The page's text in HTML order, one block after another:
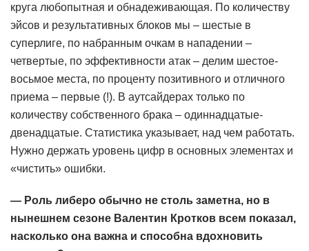
круга любопытная и обнадеживающая. По количеству
эйсов и результативных блоков мы – шестые в
суперлиге, по набранным очкам в нападении –
четвертые, по эффективности атак – делим шестое-
восьмое места, по проценту позитивного и отличного
приема – первые (!). В аутсайдерах только по
количеству собственного брака – одиннадцатые-
двенадцатые. Статистика указывает, над чем работать.
Нужно держать уровень цифр в основных элементах и
«чистить» ошибки.
— Роль либеро обычно не столь заметна, но в
нынешнем сезоне Валентин Кротков всем показал,
насколько она важна и способна вдохновить